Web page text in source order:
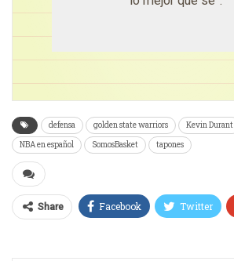
defensa golden state warriors Kevin Durant
NBA en español
SomosBasket tapones
Share Facebook Twitter